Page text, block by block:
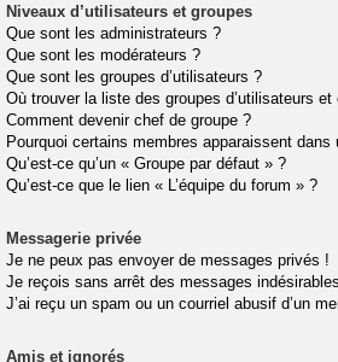
Niveaux d’utilisateurs et groupes
Que sont les administrateurs ?
Que sont les modérateurs ?
Que sont les groupes d’utilisateurs ?
Où trouver la liste des groupes d’utilisateurs
Comment devenir chef de groupe ?
Pourquoi certains membres apparaissent dans
Qu’est-ce qu’un « Groupe par défaut » ?
Qu’est-ce que le lien « L’équipe du forum » ?
Messagerie privée
Je ne peux pas envoyer de messages privés !
Je reçois sans arrêt des messages
J’ai reçu un spam ou un courriel abusif d’un
Amis et ignorés